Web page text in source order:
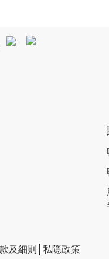
及細則 私隱政策